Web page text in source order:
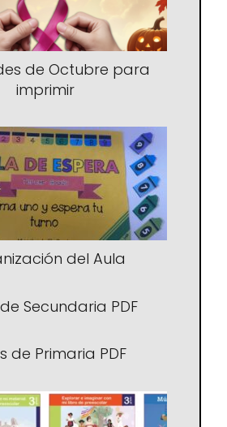
de Octubre para
imprimir
del Aula
Secundaria PDF
de Primaria PDF